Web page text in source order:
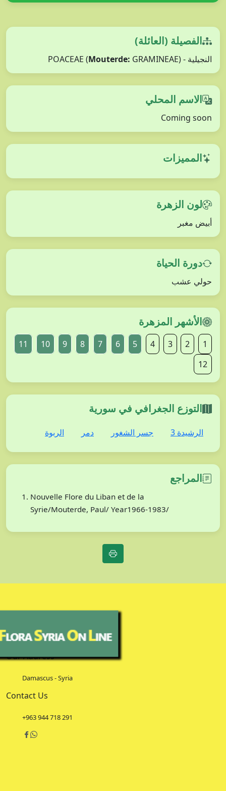
الفصيلة (العائلة)
النجيلية - POACEAE ( Mouterde: GRAMINEAE)
الاسم المحلي
Coming soon
المميزات
لون الزهرة
أبيض مغبر
دورة الحياة
حولي عشب
الأشهر المزهرة
1
2
3
4
5
6
7
8
9
10
11
12
التوزع الجغرافي في سورية
الرشيدة 3 جسر الشغور دمر الربوة
المراجع
Nouvelle Flore du Liban et de la
Syrie/Mouterde, Paul/ Year1966-1983/
Our Address
Damascus - Syria
Contact Us
+963 944 718 291